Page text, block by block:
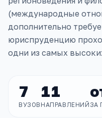
(международные
дополнительно
юриспруденцию
одни из самых
7
ВУЗОВ
11
НАПРАВЛЕНИЙ ЗА